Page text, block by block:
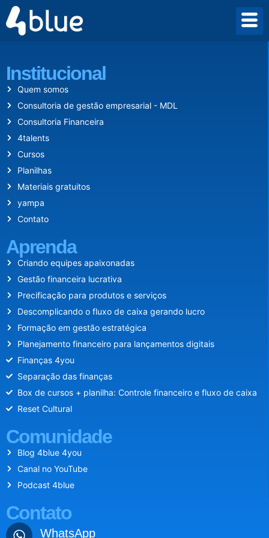
Desde 2009 criamos um mundo onde empreender vale a pena.
Institucional
Quem somos
Consultoria de gestão empresarial - MDL
Consultoria Financeira
4talents
Cursos
Planilhas
Materiais gratuitos
yampa
Contato
Aprenda
Criando equipes apaixonadas
Gestão financeira lucrativa
Precificação para produtos e serviços
Descomplicando o fluxo de caixa gerando lucro
Formação em gestão estratégica
Planejamento financeiro para lançamentos digitais
Finanças 4you
Separação das finanças
Box de cursos + planilha: Controle financeiro e fluxo de caixa
Reset Cultural
Comunidade
Blog 4blue 4you
Canal no YouTube
Podcast 4blue
Contato
WhatsApp